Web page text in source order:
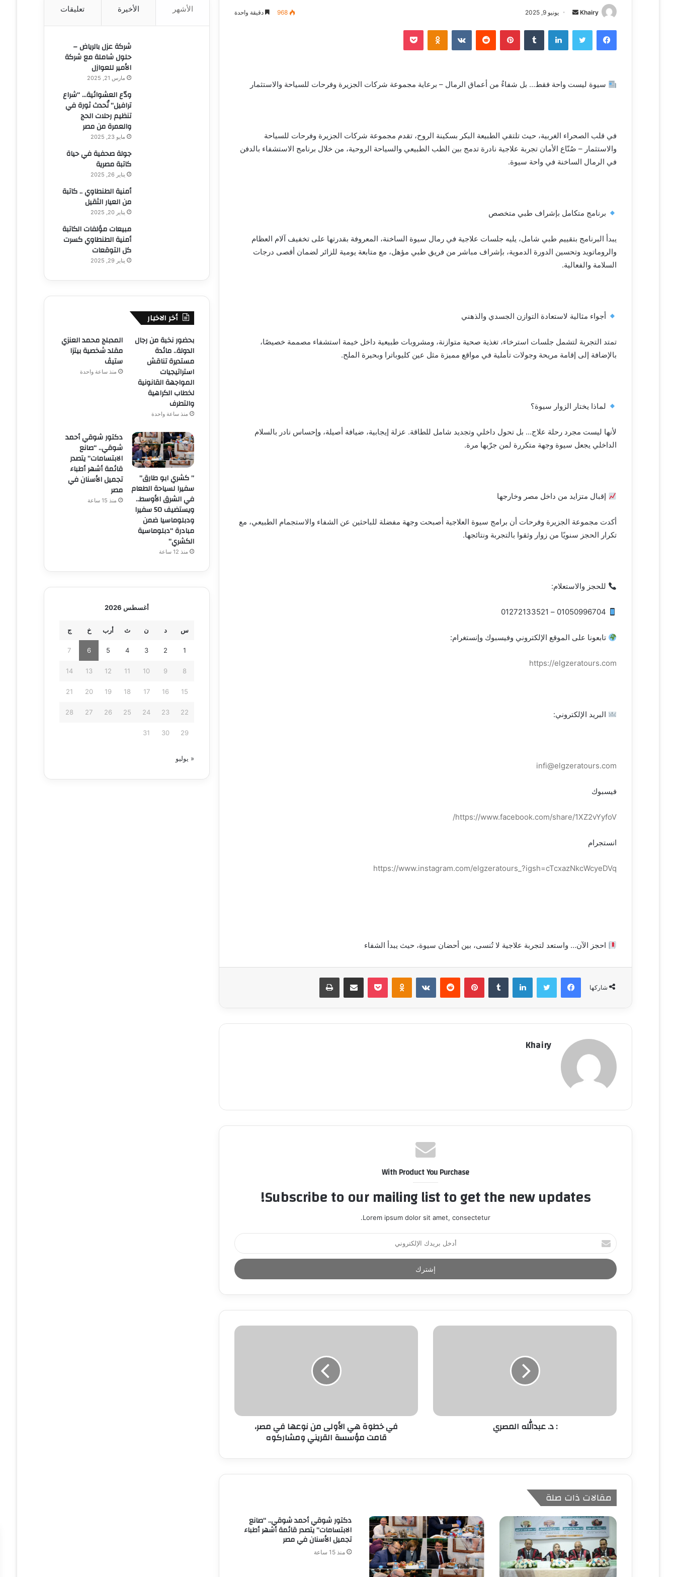
Khairy
أ
ل
ي
ك
ا
يونيو 9, 2025 968 دقيقة واحدة
فيسبوك تويتر لينكدإن ‏Tumblr بينتيريست ‏Reddit
‏VKontakte
Odnoklassniki بوكيت
سيوة ليست واحة فقط… بل شفاءٌ من أعماق الرمال – برعاية مجموعة شركات الجزيرة وفرحات للسياحة والاستثمار
في قلب الصحراء الغربية، حيث تلتقي الطبيعة البكر بسكينة الروح، تقدم مجموعة شركات الجزيرة وفرحات للسياحة
والاستثمار – صُنّاع الأمان تجربة علاجية نادرة تدمج بين الطب الطبيعي والسياحة الروحية، من خلال برنامج الاستشفاء بالدفن
في الرمال الساخنة في واحة سيوة.
برنامج متكامل بإشراف طبي متخصص
يبدأ البرنامج بتقييم طبي شامل، يليه جلسات علاجية في رمال سيوة الساخنة، المعروفة بقدرتها على تخفيف آلام العظام
والروماتويد وتحسين الدورة الدموية، بإشراف مباشر من فريق طبي مؤهل، مع متابعة يومية للزائر لضمان أقصى درجات
السلامة والفعالية.
أجواء مثالية لاستعادة التوازن الجسدي والذهني
تمتد التجربة لتشمل جلسات استرخاء، تغذية صحية متوازنة، ومشروبات طبيعية داخل خيمة استشفاء مصممة خصيصًا،
بالإضافة إلى إقامة مريحة وجولات تأملية في مواقع مميزة مثل عين كليوباترا وبحيرة الملح.
لماذا يختار الزوار سيوة؟
لأنها ليست مجرد رحلة علاج… بل تحول داخلي وتجديد شامل للطاقة. عزلة إيجابية، ضيافة أصيلة، وإحساس نادر بالسلام
الداخلي يجعل سيوة وجهة متكررة لمن جرّبها مرة.
إقبال متزايد من داخل مصر وخارجها
أكدت مجموعة الجزيرة وفرحات أن برامج سيوة العلاجية أصبحت وجهة مفضلة للباحثين عن الشفاء والاستجمام الطبيعي، مع
تكرار الحجز سنويًا من زوار وثقوا بالتجربة ونتائجها.
للحجز والاستعلام:
تابعونا على الموقع الإلكتروني وفيسبوك وإنستغرام:
https://elgzeratours.com
البريد الإلكتروني:
infi@elgzeratours.com
فيسبوك
https://www.facebook.com/share/1XZ2vYyfoV/
انستجرام
https://www.instagram.com/elgzeratours_?igsh=cTcxazNkcWcyeDVq
احجز الآن… واستعد لتجربة علاجية لا تُنسى، بين أحضان سيوة، حيث يبدأ الشفاء
شاركها
فيسبوك تويتر لينكدإن ‏Tumblr بينتيريست ‏Reddit
‏VKontakte
Odnoklassniki بوكيت مشاركة عبر البريد طباعة
Khairy
With Product You Purchase
Subscribe to our mailing list to get the new updates!
Lorem ipsum dolor sit amet, consectetur.
أ
د
خ
ل
د
ا
: د. عبدالله المصري في خطوة هي الأولى من نوعها في مصر،
قامت مؤسسة القريني ومشاركوه
مقالات ذات صلة
دكتور شوقي أحمد شوقي.. “صانع
الابتسامات” يتصدر قائمة أشهر أطباء
تجميل الأسنان في مصر
منذ 15 ساعة
الأشهر الأخيرة تعليقات
شركة عزل بالرياض –
حلول شاملة مع شركة
الأمير للعوازل
مارس 21, 2025
ودّع العشوائية… “شراع
ترافيل” تُحدث ثورة في
تنظيم رحلات الحج
والعمرة من مصر
مايو 23, 2025
جولة صحفية في حياة
كاتبة مصرية
يناير 26, 2025
أمنية الطنطاوي .. كاتبة
من العيار الثقيل
يناير 20, 2025
مبيعات مؤلفات الكاتبة
أمنية الطنطاوي كسرت
كل التوقعات
يناير 29, 2025
أخر الاخبار
بحضور نخبة من رجال
الدولة.. مائدة
مستديرة تناقش
استراتيجيات
المواجهة القانونية
لخطاب الكراهية
والتطرف
منذ ساعة واحدة
المدبلج محمد العنزي
مقلد شخصية بيتزا
ستيڤ
منذ ساعة واحدة
” كشري ابو طارق”
سفيرا لسياحة الطعام
في الشرق الأوسط..
ويستضيف 50 سفيرا
ودبلوماسيا ضمن
مبادرة “دبلوماسية
الكشري”
منذ 12 ساعة
دكتور شوقي أحمد
شوقي.. “صانع
الابتسامات” يتصدر
قائمة أشهر أطباء
تجميل الأسنان في
مصر
منذ 15 ساعة
أغسطس 2026
س د ن ث أرب خ ج
1
2
3
4
5
6
7
8
9
10
11
12
13
14
15
16
17
18
19
20
21
22
23
24
25
26
27
28
29
30
31
« يوليو